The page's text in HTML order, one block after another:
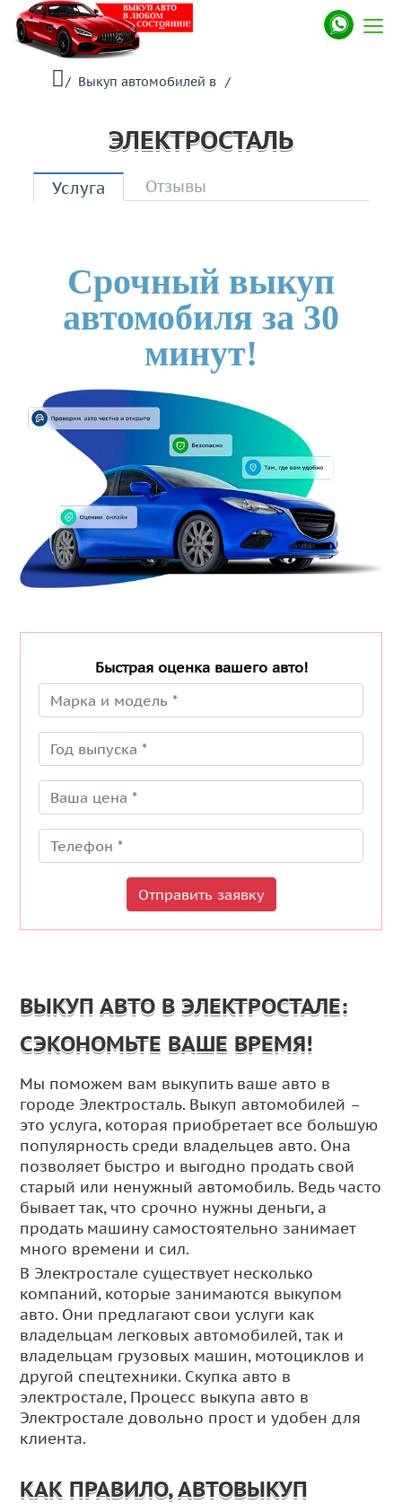
/ Выкуп автомобилей в /
ЭЛЕКТРОСТАЛЬ
Услуга Отзывы
Срочный выкуп
автомобиля за 30
минут!
Быстрая оценка вашего авто!
Отправить заявку
ВЫКУП АВТО В ЭЛЕКТРОСТАЛЕ:
СЭКОНОМЬТЕ ВАШЕ ВРЕМЯ!
Мы поможем вам выкупить ваше авто в
городе Электросталь. Выкуп автомобилей –
это услуга, которая приобретает все большую
популярность среди владельцев авто. Она
позволяет быстро и выгодно продать свой
старый или ненужный автомобиль. Ведь часто
бывает так, что срочно нужны деньги, а
продать машину самостоятельно занимает
много времени и сил.
В Электростале существует несколько
компаний, которые занимаются выкупом
авто. Они предлагают свои услуги как
владельцам легковых автомобилей, так и
владельцам грузовых машин, мотоциклов и
другой спецтехники. Скупка авто в
электростале, Процесс выкупа авто в
Электростале довольно прост и удобен для
клиента.
КАК ПРАВИЛО, АВТОВЫКУП